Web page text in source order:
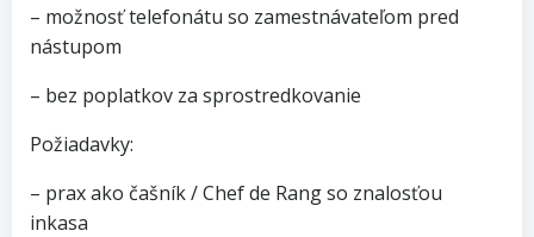
– možnosť telefonátu so zamestnávateľom pred
nástupom
– bez poplatkov za sprostredkovanie
Požiadavky:
– prax ako čašník / Chef de Rang so znalosťou
inkasa